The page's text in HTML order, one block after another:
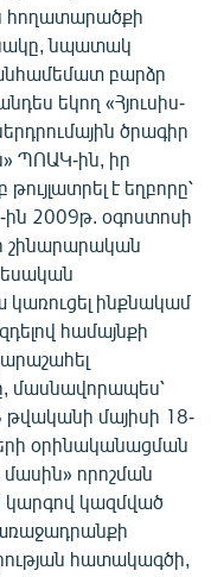
հողատարածքի
նպատակ
բարձր
եկող «Հյուսիս-
ծրագիր
ՊՈԱԿ-ին, իր
է եղբորը՝
2009թ. օգոստոսի
շինարարական
ինքնակամ
համայնքի
մասնավորապես՝
մայիսի 18-
օրինականացման
որոշման
կազմված
հատակագծի,